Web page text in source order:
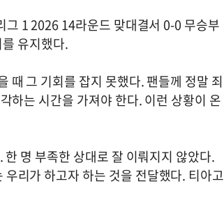
1 2026 14라운드 맞대결서 0-0 무승부
유지했다.
때 그 기회를 잡지 못했다. 팬들께 정말 죄
하는 시간을 가져야 한다. 이런 상황이 온
명 부족한 상대로 잘 이뤄지지 않았다.
리가 하고자 하는 것을 전달했다. 티아고